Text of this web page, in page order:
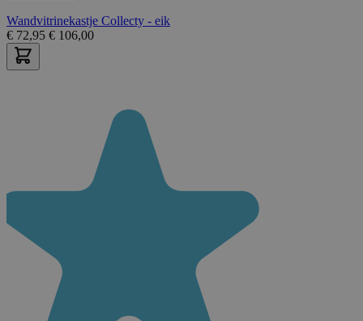
Wandvitrinekastje Collecty - eik
€ 72,95 € 106,00